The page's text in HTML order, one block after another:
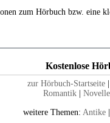
zum Hörbuch bzw. eine
Kostenlose
zur Hörbuch-Startseite
Romantik
weitere Themen: Antike